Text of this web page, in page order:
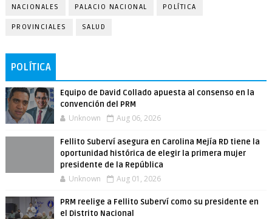
NACIONALES PALACIO NACIONAL POLÍTICA
PROVINCIALES SALUD
POLÍTICA
Equipo de David Collado apuesta al consenso en la
convención del PRM
Unknown Aug 06, 2026
Fellito Suberví asegura en Carolina Mejía RD tiene la
oportunidad histórica de elegir la primera mujer
presidente de la República
Unknown Aug 01, 2026
PRM reelige a Fellito Suberví como su presidente en
el Distrito Nacional